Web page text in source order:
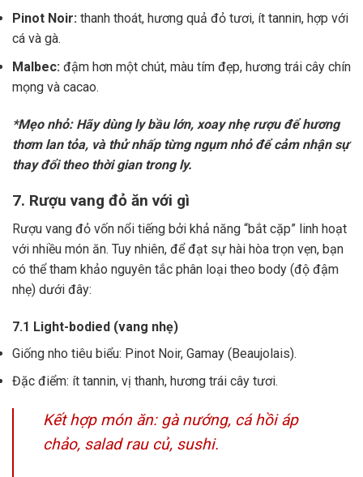
Pinot Noir: thanh thoát, hương quả đỏ tươi, ít tannin, hợp với
cá và gà.
Malbec: đậm hơn một chút, màu tím đẹp, hương trái cây chín
mọng và cacao.
*Mẹo nhỏ: Hãy dùng ly bầu lớn, xoay nhẹ rượu để hương
thơm lan tỏa, và thử nhấp từng ngụm nhỏ để cảm nhận sự
thay đổi theo thời gian trong ly.
7. Rượu vang đỏ ăn với gì
Rượu vang đỏ vốn nổi tiếng bởi khả năng “bắt cặp” linh hoạt
với nhiều món ăn. Tuy nhiên, để đạt sự hài hòa trọn vẹn, bạn
có thể tham khảo nguyên tắc phân loại theo body (độ đậm
nhẹ) dưới đây:
7.1 Light-bodied (vang nhẹ)
Giống nho tiêu biểu: Pinot Noir, Gamay (Beaujolais).
Đặc điểm: ít tannin, vị thanh, hương trái cây tươi.
Kết hợp món ăn: gà nướng, cá hồi áp
chảo, salad rau củ, sushi.